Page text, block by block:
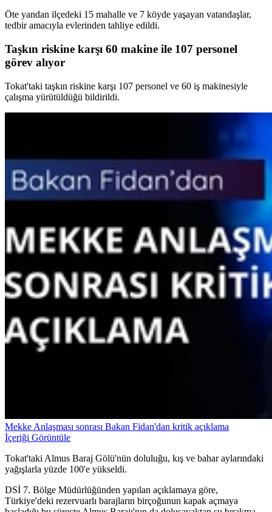
Öte yandan ilçedeki 15 mahalle ve 7 köyde yaşayan vatandaşlar,
tedbir amacıyla evlerinden tahliye edildi.
Taşkın riskine karşı 60 makine ile 107 personel
görev alıyor
Tokat'taki taşkın riskine karşı 107 personel ve 60 iş makinesiyle
çalışma yürütüldüğü bildirildi.
Mekke Anlaşması sonrası Bakan Fidan'dan kritik açıklama
İçeriği Görüntüle
Tokat'taki Almus Baraj Gölü'nün doluluğu, kış ve bahar aylarındaki
yağışlarla yüzde 100'e yükseldi.
DSİ 7. Bölge Müdürlüğünden yapılan açıklamaya göre,
Türkiye'deki rezervuarlı barajların birçoğunun kapak açmaya